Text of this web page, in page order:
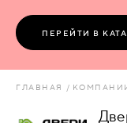
ПЕРЕЙТИ В
ГЛАВНАЯ